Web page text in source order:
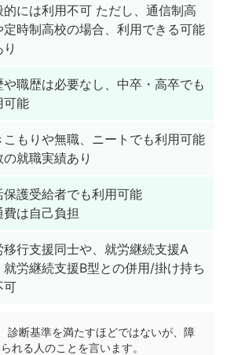
的には利用不可 ただし、通信制高
定時制高校の場合、利用できる可能
や職歴は必要なし、中卒・高卒でも
可能
こもりや無職、ニートでも利用可能
の就職実績あり
保護受給者でも利用可能
費は自己負担
移行支援同士や、就労継続支援A
就労継続支援B型との併用/掛け持ち
可
診断基準を満たすほどではないが、障
れる人のことを言います。